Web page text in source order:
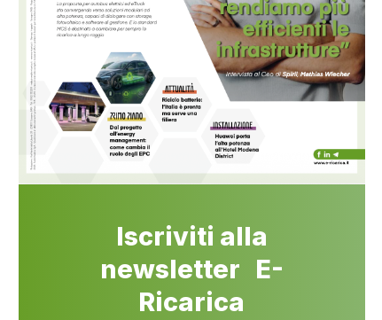
Iscriviti alla
newsletter E-
Ricarica